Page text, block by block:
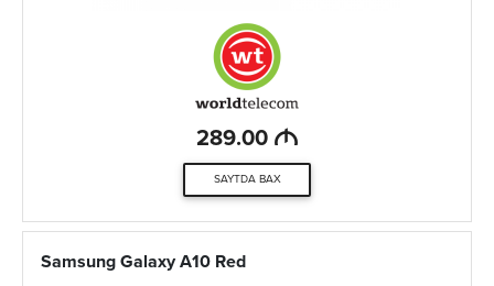
289.00 M
SAYTDA BAX
Samsung Galaxy A10 Red